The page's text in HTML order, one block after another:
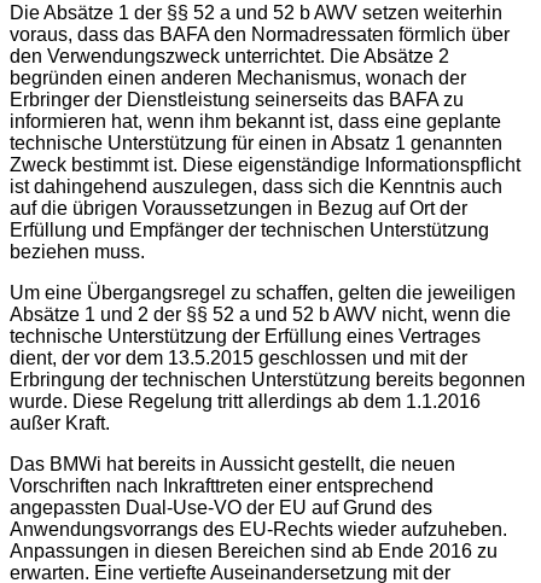
Die Absätze 1 der §§ 52 a und 52 b AWV setzen weiterhin
voraus, dass das BAFA den Normadressaten förmlich über
den Verwendungszweck unterrichtet. Die Absätze 2
begründen einen anderen Mechanismus, wonach der
Erbringer der Dienstleistung seinerseits das BAFA zu
informieren hat, wenn ihm bekannt ist, dass eine geplante
technische Unterstützung für einen in Absatz 1 genannten
Zweck bestimmt ist. Diese eigenständige Informationspflicht
ist dahingehend auszulegen, dass sich die Kenntnis auch
auf die übrigen Voraussetzungen in Bezug auf Ort der
Erfüllung und Empfänger der technischen Unterstützung
beziehen muss.
Um eine Übergangsregel zu schaffen, gelten die jeweiligen
Absätze 1 und 2 der §§ 52 a und 52 b AWV nicht, wenn die
technische Unterstützung der Erfüllung eines Vertrages
dient, der vor dem 13.5.2015 geschlossen und mit der
Erbringung der technischen Unterstützung bereits begonnen
wurde. Diese Regelung tritt allerdings ab dem 1.1.2016
außer Kraft.
Das BMWi hat bereits in Aussicht gestellt, die neuen
Vorschriften nach Inkrafttreten einer entsprechend
angepassten Dual-Use-VO der EU auf Grund des
Anwendungsvorrangs des EU-Rechts wieder aufzuheben.
Anpassungen in diesen Bereichen sind ab Ende 2016 zu
erwarten. Eine vertiefte Auseinandersetzung mit der